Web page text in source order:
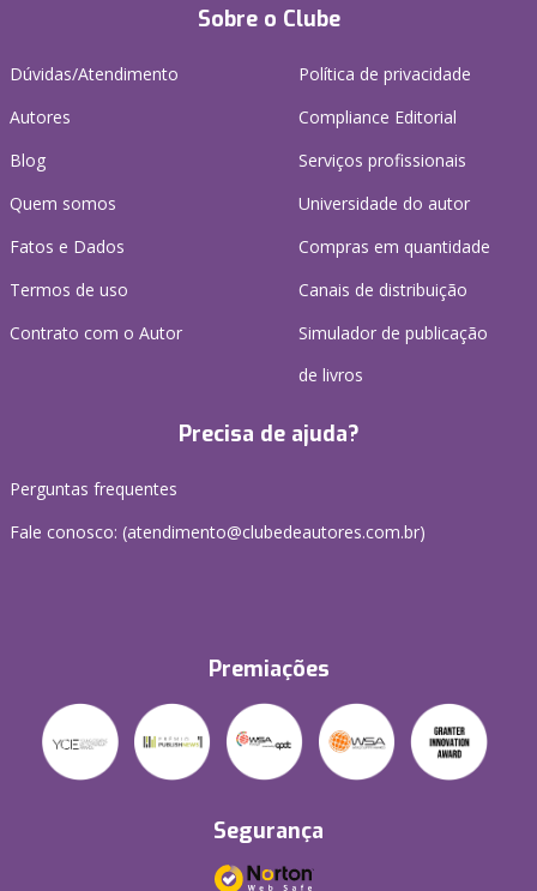
Sobre o Clube
Dúvidas/Atendimento
Autores
Blog
Quem somos
Fatos e Dados
Termos de uso
Contrato com o Autor
Política de privacidade
Compliance Editorial
Serviços profissionais
Universidade do autor
Compras em quantidade
Canais de distribuição
Simulador de publicação
de livros
Precisa de ajuda?
Perguntas frequentes
Fale conosco: (atendimento@clubedeautores.com.br)
Premiações
Segurança